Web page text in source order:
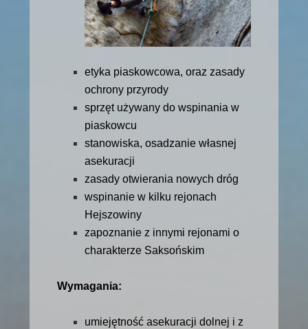
etyka piaskowcowa, oraz zasady
ochrony przyrody
sprzęt używany do wspinania w
piaskowcu
stanowiska, osadzanie własnej
asekuracji
zasady otwierania nowych dróg
wspinanie w kilku rejonach
Hejszowiny
zapoznanie z innymi rejonami o
charakterze Saksońskim
Wymagania:
umiejętność asekuracji dolnej i z